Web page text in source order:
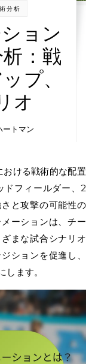
分析
ョン
：戦
プ、
オ
ートマン
ドフィールダー、2
と攻撃の可能性の
ーションは、チー
まな試合シナリオ
ションを促進し、
ます。